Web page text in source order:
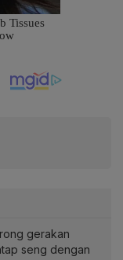
gerakan
seng dengan